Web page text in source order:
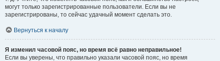
могут только зарегистрированные пользователи. Если вы не
зарегистрированы, то сейчас удачный момент сделать это.
Вернуться к началу
Я изменил часовой пояс, но время всё равно неправильное!
Если вы уверены, что правильно указали часовой пояс, но время